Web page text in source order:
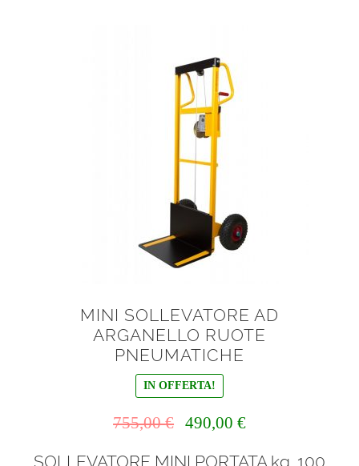
MINI SOLLEVATORE AD
ARGANELLO RUOTE
PNEUMATICHE
IN OFFERTA!
755,00€
originale
490,00 €Il
attuale
SOLLEVATORE MINI PORTATA kg. 100